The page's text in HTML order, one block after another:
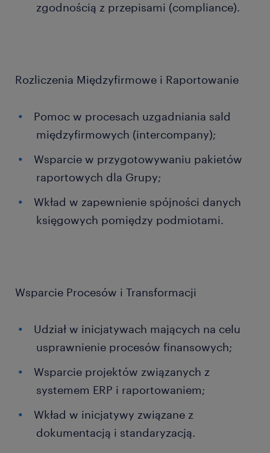
zgodnością z przepisami (compliance).
Rozliczenia Międzyfirmowe i Raportowanie
Pomoc w procesach uzgadniania sald
międzyfirmowych (intercompany);
Wsparcie w przygotowywaniu pakietów
raportowych dla Grupy;
Wkład w zapewnienie spójności danych
księgowych pomiędzy podmiotami.
Wsparcie Procesów i Transformacji
Udział w inicjatywach mających na celu
usprawnienie procesów finansowych;
Wsparcie projektów związanych z
systemem ERP i raportowaniem;
Wkład w inicjatywy związane z
dokumentacją i standaryzacją.